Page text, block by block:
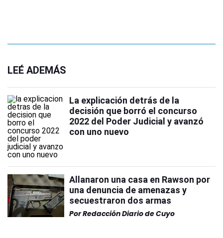
LEÉ ADEMÁS
La explicación detrás de la
decisión que borró el concurso
2022 del Poder Judicial y avanzó
con uno nuevo
Allanaron una casa en Rawson por
una denuncia de amenazas y
secuestraron dos armas
PorRedacción Diario de Cuyo